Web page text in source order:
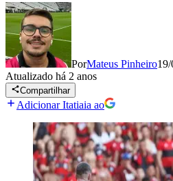
PorMateus Pinheiro
Atualizado há 2 anos
Compartilhar
Adicionar Itatiaia ao